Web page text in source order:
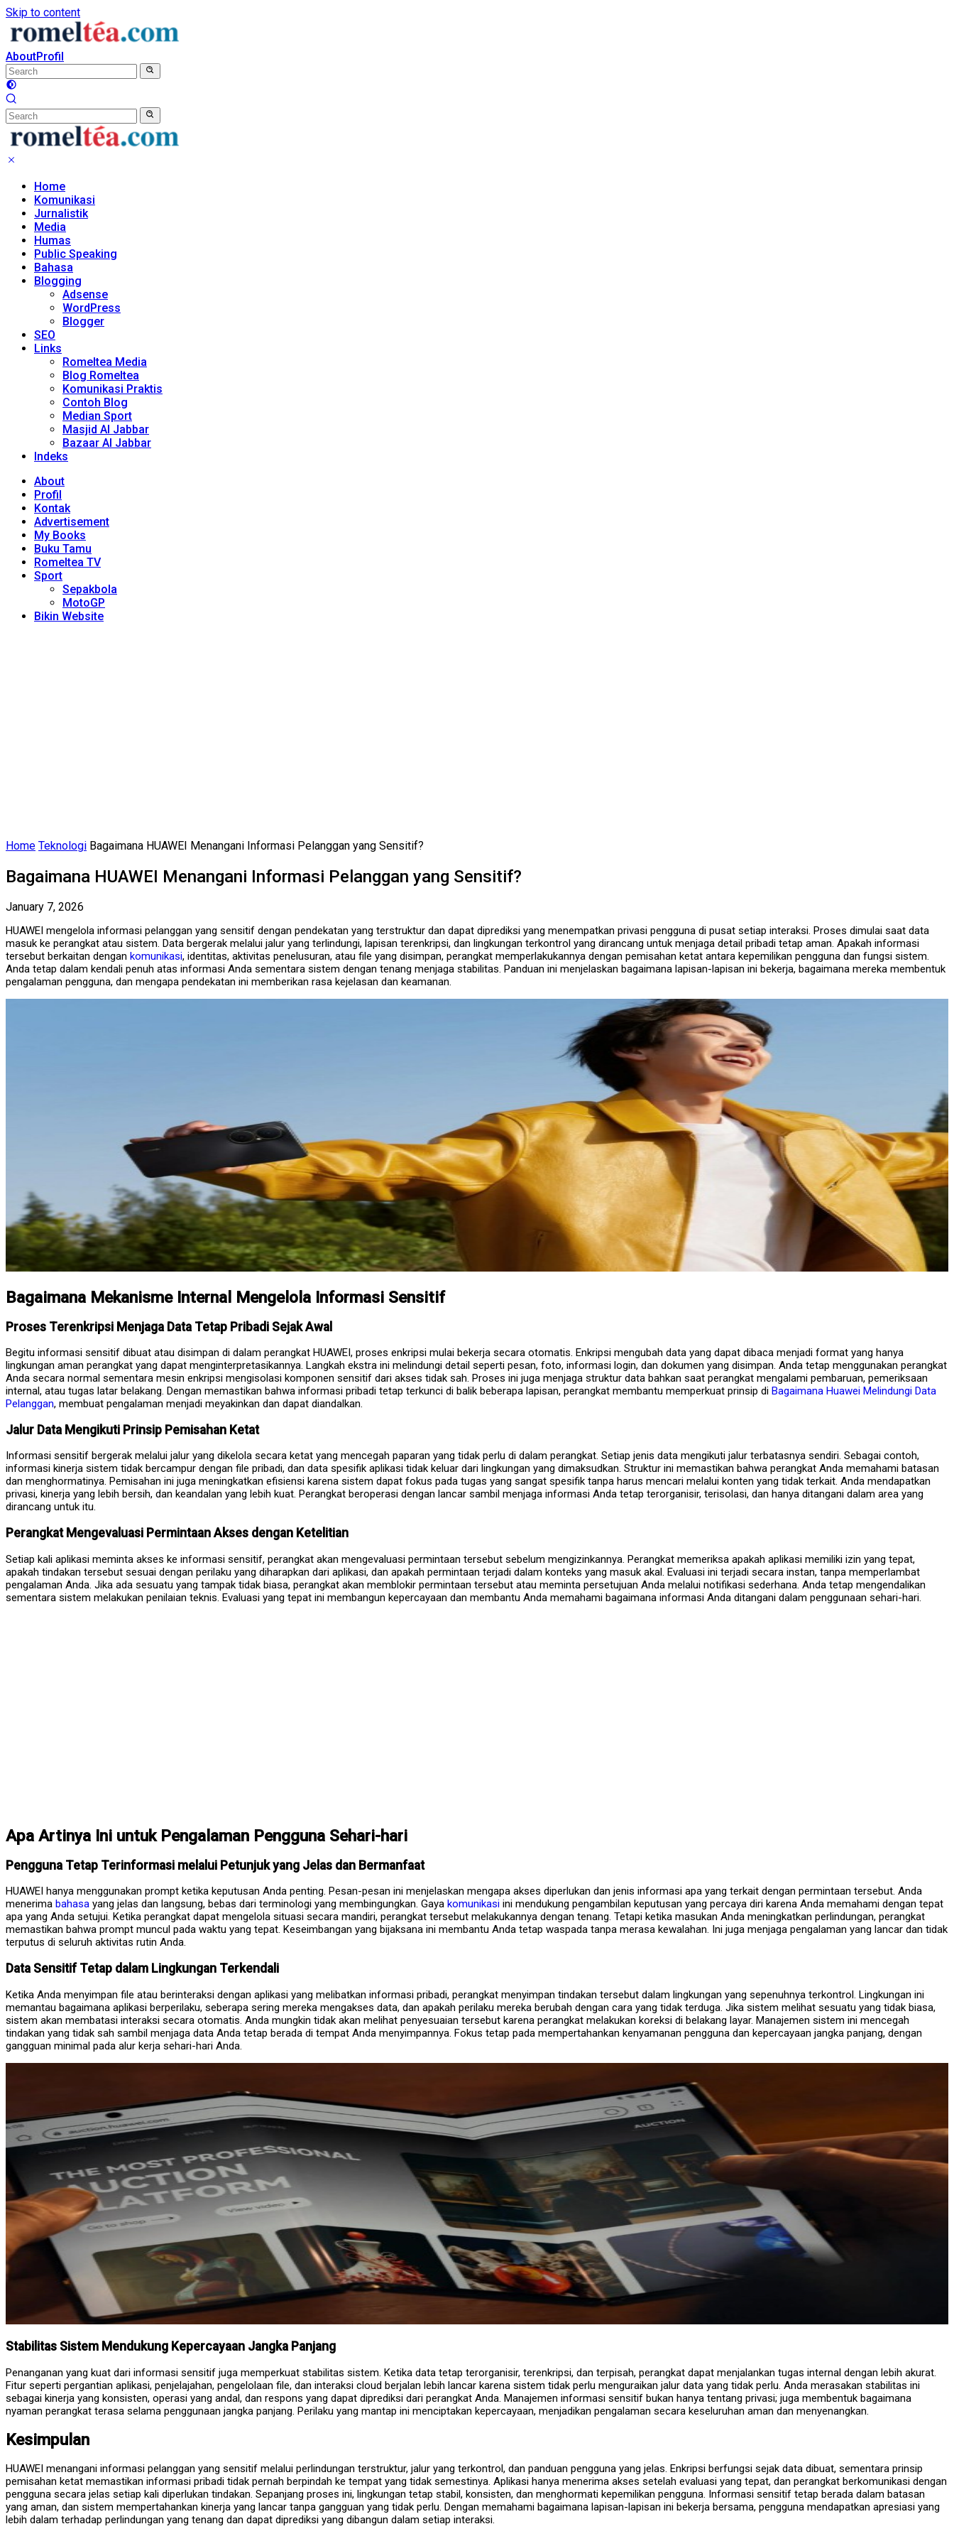
Skip to content
AboutProfil
Home
Komunikasi
Jurnalistik
Media
Humas
Public Speaking
Bahasa
Blogging
Adsense
WordPress
Blogger
SEO
Links
Romeltea Media
Blog Romeltea
Komunikasi Praktis
Contoh Blog
Median Sport
Masjid Al Jabbar
Bazaar Al Jabbar
Indeks
About
Profil
Kontak
Advertisement
My Books
Buku Tamu
Romeltea TV
Sport
Sepakbola
MotoGP
Bikin Website
Home Teknologi Bagaimana HUAWEI Menangani Informasi Pelanggan yang Sensitif?
Bagaimana HUAWEI Menangani Informasi Pelanggan yang Sensitif?
January 7, 2026
HUAWEI mengelola informasi pelanggan yang sensitif dengan pendekatan yang terstruktur dan dapat diprediksi yang menempatkan privasi pengguna di pusat setiap interaksi. Proses dimulai saat data
masuk ke perangkat atau sistem. Data bergerak melalui jalur yang terlindungi, lapisan terenkripsi, dan lingkungan terkontrol yang dirancang untuk menjaga detail pribadi tetap aman. Apakah informasi
tersebut berkaitan dengan komunikasi, identitas, aktivitas penelusuran, atau file yang disimpan, perangkat memperlakukannya dengan pemisahan ketat antara kepemilikan pengguna dan fungsi sistem.
Anda tetap dalam kendali penuh atas informasi Anda sementara sistem dengan tenang menjaga stabilitas. Panduan ini menjelaskan bagaimana lapisan-lapisan ini bekerja, bagaimana mereka membentuk
pengalaman pengguna, dan mengapa pendekatan ini memberikan rasa kejelasan dan keamanan.
Bagaimana Mekanisme Internal Mengelola Informasi Sensitif
Proses Terenkripsi Menjaga Data Tetap Pribadi Sejak Awal
Begitu informasi sensitif dibuat atau disimpan di dalam perangkat HUAWEI, proses enkripsi mulai bekerja secara otomatis. Enkripsi mengubah data yang dapat dibaca menjadi format yang hanya
lingkungan aman perangkat yang dapat menginterpretasikannya. Langkah ekstra ini melindungi detail seperti pesan, foto, informasi login, dan dokumen yang disimpan. Anda tetap menggunakan perangkat
Anda secara normal sementara mesin enkripsi mengisolasi komponen sensitif dari akses tidak sah. Proses ini juga menjaga struktur data bahkan saat perangkat mengalami pembaruan, pemeriksaan
internal, atau tugas latar belakang. Dengan memastikan bahwa informasi pribadi tetap terkunci di balik beberapa lapisan, perangkat membantu memperkuat prinsip di Bagaimana Huawei Melindungi Data
Pelanggan, membuat pengalaman menjadi meyakinkan dan dapat diandalkan.
Jalur Data Mengikuti Prinsip Pemisahan Ketat
Informasi sensitif bergerak melalui jalur yang dikelola secara ketat yang mencegah paparan yang tidak perlu di dalam perangkat. Setiap jenis data mengikuti jalur terbatasnya sendiri. Sebagai contoh,
informasi kinerja sistem tidak bercampur dengan file pribadi, dan data spesifik aplikasi tidak keluar dari lingkungan yang dimaksudkan. Struktur ini memastikan bahwa perangkat Anda memahami batasan
dan menghormatinya. Pemisahan ini juga meningkatkan efisiensi karena sistem dapat fokus pada tugas yang sangat spesifik tanpa harus mencari melalui konten yang tidak terkait. Anda mendapatkan
privasi, kinerja yang lebih bersih, dan keandalan yang lebih kuat. Perangkat beroperasi dengan lancar sambil menjaga informasi Anda tetap terorganisir, terisolasi, dan hanya ditangani dalam area yang
dirancang untuk itu.
Perangkat Mengevaluasi Permintaan Akses dengan Ketelitian
Setiap kali aplikasi meminta akses ke informasi sensitif, perangkat akan mengevaluasi permintaan tersebut sebelum mengizinkannya. Perangkat memeriksa apakah aplikasi memiliki izin yang tepat,
apakah tindakan tersebut sesuai dengan perilaku yang diharapkan dari aplikasi, dan apakah permintaan terjadi dalam konteks yang masuk akal. Evaluasi ini terjadi secara instan, tanpa memperlambat
pengalaman Anda. Jika ada sesuatu yang tampak tidak biasa, perangkat akan memblokir permintaan tersebut atau meminta persetujuan Anda melalui notifikasi sederhana. Anda tetap mengendalikan
sementara sistem melakukan penilaian teknis. Evaluasi yang tepat ini membangun kepercayaan dan membantu Anda memahami bagaimana informasi Anda ditangani dalam penggunaan sehari-hari.
Apa Artinya Ini untuk Pengalaman Pengguna Sehari-hari
Pengguna Tetap Terinformasi melalui Petunjuk yang Jelas dan Bermanfaat
HUAWEI hanya menggunakan prompt ketika keputusan Anda penting. Pesan-pesan ini menjelaskan mengapa akses diperlukan dan jenis informasi apa yang terkait dengan permintaan tersebut. Anda
menerima bahasa yang jelas dan langsung, bebas dari terminologi yang membingungkan. Gaya komunikasi ini mendukung pengambilan keputusan yang percaya diri karena Anda memahami dengan tepat
apa yang Anda setujui. Ketika perangkat dapat mengelola situasi secara mandiri, perangkat tersebut melakukannya dengan tenang. Tetapi ketika masukan Anda meningkatkan perlindungan, perangkat
memastikan bahwa prompt muncul pada waktu yang tepat. Keseimbangan yang bijaksana ini membantu Anda tetap waspada tanpa merasa kewalahan. Ini juga menjaga pengalaman yang lancar dan tidak
terputus di seluruh aktivitas rutin Anda.
Data Sensitif Tetap dalam Lingkungan Terkendali
Ketika Anda menyimpan file atau berinteraksi dengan aplikasi yang melibatkan informasi pribadi, perangkat menyimpan tindakan tersebut dalam lingkungan yang sepenuhnya terkontrol. Lingkungan ini
memantau bagaimana aplikasi berperilaku, seberapa sering mereka mengakses data, dan apakah perilaku mereka berubah dengan cara yang tidak terduga. Jika sistem melihat sesuatu yang tidak biasa,
sistem akan membatasi interaksi secara otomatis. Anda mungkin tidak akan melihat penyesuaian tersebut karena perangkat melakukan koreksi di belakang layar. Manajemen sistem ini mencegah
tindakan yang tidak sah sambil menjaga data Anda tetap berada di tempat Anda menyimpannya. Fokus tetap pada mempertahankan kenyamanan pengguna dan kepercayaan jangka panjang, dengan
gangguan minimal pada alur kerja sehari-hari Anda.
Stabilitas Sistem Mendukung Kepercayaan Jangka Panjang
Penanganan yang kuat dari informasi sensitif juga memperkuat stabilitas sistem. Ketika data tetap terorganisir, terenkripsi, dan terpisah, perangkat dapat menjalankan tugas internal dengan lebih akurat.
Fitur seperti pergantian aplikasi, penjelajahan, pengelolaan file, dan interaksi cloud berjalan lebih lancar karena sistem tidak perlu menguraikan jalur data yang tidak perlu. Anda merasakan stabilitas ini
sebagai kinerja yang konsisten, operasi yang andal, dan respons yang dapat diprediksi dari perangkat Anda. Manajemen informasi sensitif bukan hanya tentang privasi; juga membentuk bagaimana
nyaman perangkat terasa selama penggunaan jangka panjang. Perilaku yang mantap ini menciptakan kepercayaan, menjadikan pengalaman secara keseluruhan aman dan menyenangkan.
Kesimpulan
HUAWEI menangani informasi pelanggan yang sensitif melalui perlindungan terstruktur, jalur yang terkontrol, dan panduan pengguna yang jelas. Enkripsi berfungsi sejak data dibuat, sementara prinsip
pemisahan ketat memastikan informasi pribadi tidak pernah berpindah ke tempat yang tidak semestinya. Aplikasi hanya menerima akses setelah evaluasi yang tepat, dan perangkat berkomunikasi dengan
pengguna secara jelas setiap kali diperlukan tindakan. Sepanjang proses ini, lingkungan tetap stabil, konsisten, dan menghormati kepemilikan pengguna. Informasi sensitif tetap berada dalam batasan
yang aman, dan sistem mempertahankan kinerja yang lancar tanpa gangguan yang tidak perlu. Dengan memahami bagaimana lapisan-lapisan ini bekerja bersama, pengguna mendapatkan apresiasi yang
lebih dalam terhadap perlindungan yang tenang dan dapat diprediksi yang dibangun dalam setiap interaksi.